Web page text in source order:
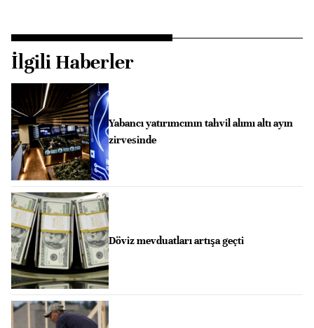
İlgili Haberler
Yabancı yatırımcının tahvil alımı altı ayın
zirvesinde
Döviz mevduatları artışa geçti